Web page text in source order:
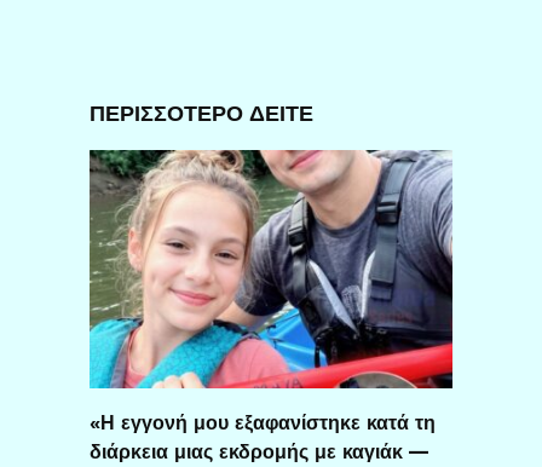
ΠΕΡΙΣΣΟΤΕΡΟ ΔΕΙΤΕ
«Η εγγονή μου εξαφανίστηκε κατά τη
διάρκεια μιας εκδρομής με καγιάκ —